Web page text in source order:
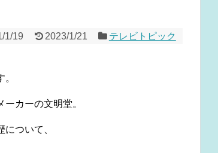
1/19 2023/1/21 テレビトピック
カーの文明堂。
ついて、